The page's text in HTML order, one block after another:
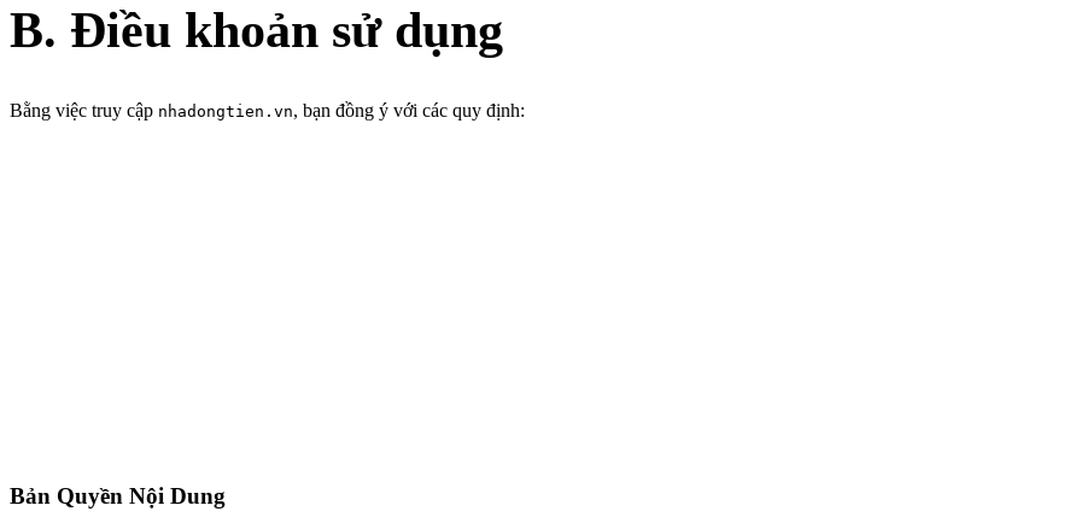
B. Điều khoản sử dụng
Bằng việc truy cập nhadongtien.vn, bạn đồng ý với các quy định:
Bản Quyền Nội Dung